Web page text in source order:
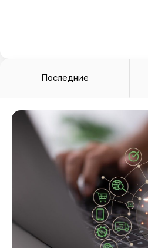
Последние